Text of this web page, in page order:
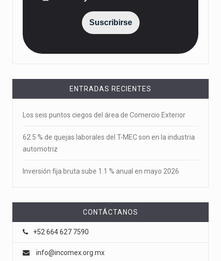
Suscribirse
ENTRADAS RECIENTES
Los seis puntos ciegos del área de Comercio Exterior
62.5 % de quejas laborales del T-MEC son en la industria
automotriz
Inversión fija bruta sube 1.1 % anual en mayo 2026
CONTÁCTANOS
+52 664 627 7590
info@incomex.org.mx